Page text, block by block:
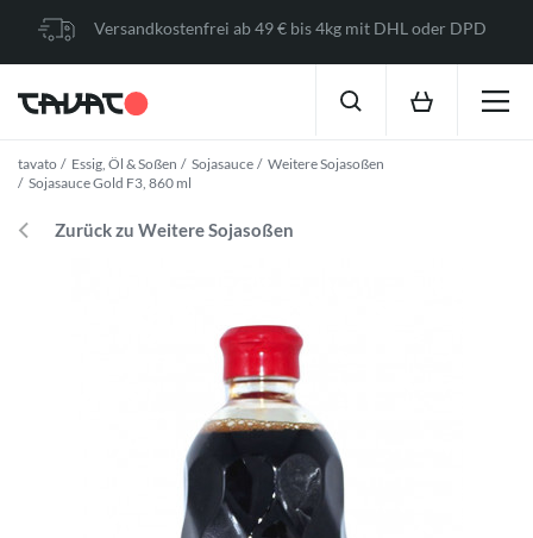
Versandkostenfrei ab 49 € bis 4kg mit DHL oder DPD
tavato Essig, Öl & Soßen Sojasauce
Weitere Sojasoßen
Sojasauce Gold F3, 860 ml
Zurück zu Weitere Sojasoßen